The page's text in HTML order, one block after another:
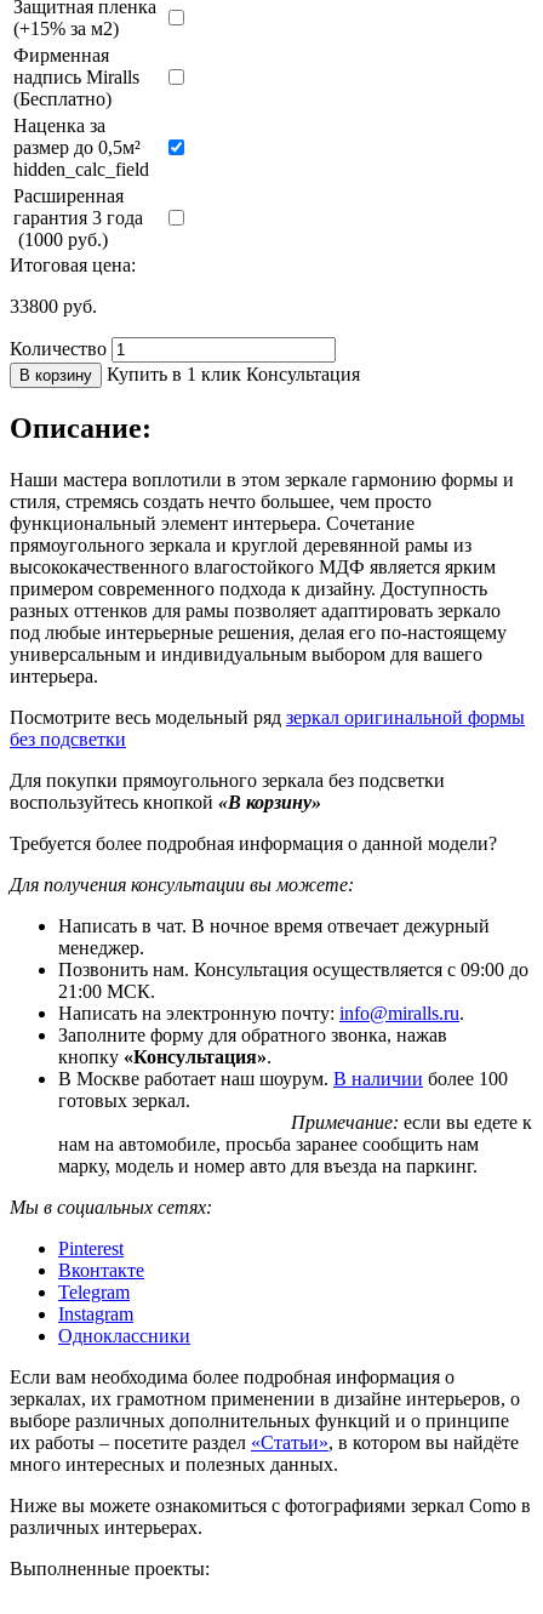
Защитная пленка
(+15% за м2)
Фирменная
надпись Miralls
(Бесплатно)
Наценка за
размер до 0,5м²
hidden_calc_field
Расширенная
гарантия 3 года
(1000 руб.)
Итоговая цена:
33800 руб.
Количество
В корзину Купить в 1 клик Консультация
Описание:
Наши мастера воплотили в этом зеркале гармонию формы и
стиля, стремясь создать нечто большее, чем просто
функциональный элемент интерьера. Сочетание
прямоугольного зеркала и круглой деревянной рамы из
высококачественного влагостойкого МДФ является ярким
примером современного подхода к дизайну. Доступность
разных оттенков для рамы позволяет адаптировать зеркало
под любые интерьерные решения, делая его по-настоящему
универсальным и индивидуальным выбором для вашего
интерьера.
Посмотрите весь модельный ряд зеркал оригинальной формы
без подсветки
Для покупки прямоугольного зеркала без подсветки
воспользуйтесь кнопкой «В корзину»
Требуется более подробная информация о данной модели?
Для получения консультации вы можете:
Написать в чат. В ночное время отвечает дежурный
менеджер.
Позвонить нам. Консультация осуществляется с 09:00 до
21:00 МСК.
Написать на электронную почту: info@miralls.ru.
Заполните форму для обратного звонка, нажав
кнопку «Консультация».
В Москве работает наш шоурум. В наличии более 100
готовых зеркал.
Примечание: если вы едете к
нам на автомобиле, просьба заранее сообщить нам
марку, модель и номер авто для въезда на паркинг.
Мы в социальных сетях:
Pinterest
Вконтакте
Telegram
Instagram
Одноклассники
Если вам необходима более подробная информация о
зеркалах, их грамотном применении в дизайне интерьеров, о
выборе различных дополнительных функций и о принципе
их работы – посетите раздел «Статьи», в котором вы найдёте
много интересных и полезных данных.
Ниже вы можете ознакомиться с фотографиями зеркал Como в
различных интерьерах.
Выполненные проекты: